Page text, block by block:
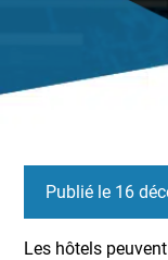
Publié le 16
Les hôtels